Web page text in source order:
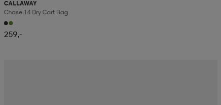
CALLAWAY
Chase 14 Dry Cart Bag
259,-